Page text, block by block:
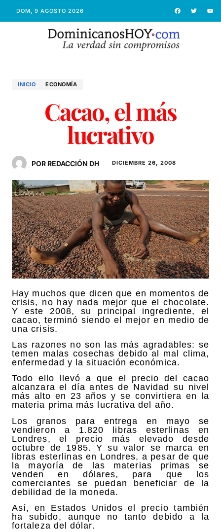
DOM, 9 AGOSTO 2026
INICIO ECONOMÍ­A
Cacao, el más
lucrativo
POR REDACCIÓN DH DICIEMBRE 26, 2008
Hay muchos que dicen que en momentos de
crisis, no hay nada mejor que el chocolate.
Y este 2008, su principal ingrediente, el
cacao, terminó siendo el mejor en medio de
una crisis.
Las razones no son las más agradables: se
temen malas cosechas debido al mal clima,
enfermedad y la situación económica.
Todo ello llevó a que el precio del cacao
alcanzara el día antes de Navidad su nivel
más alto en 23 años y se convirtiera en la
materia prima más lucrativa del año.
Los granos para entrega en mayo se
vendieron a 1.820 libras esterlinas en
Londres, el precio más elevado desde
octubre de 1985. Y su valor se marca en
libras esterlinas en Londres, a pesar de que
la mayoría de las materias primas se
venden en dólares, para que los
comerciantes se puedan beneficiar de la
debilidad de la moneda.
Así, en Estados Unidos el precio también
ha subido, aunque no tanto debido a la
fortaleza del dólar.